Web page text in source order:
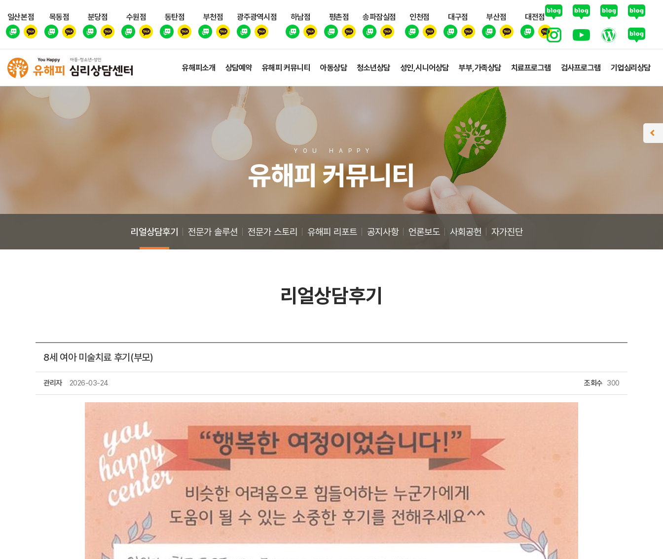
일산본점 목동점 분당점 수원점 동탄점 부천점 광주광역시점 하남점 평촌점 송파잠실점 인천점 대구점 부산점 대전점
유해피소개 상담예약 유해피 커뮤니티 아동상담 청소년상담 성인,시니어상담 부부,가족상담 치료프로그램 검사프로그램 기업심리상담
YOU HAPPY
유해피 커뮤니티
리얼상담후기 전문가 솔루션 전문가 스토리 유해피 리포트 공지사항 언론보도 사회공헌 자가진단
리얼상담후기
8세 여아 미술치료 후기(부모)
관리자 2026-03-24 조회수 300